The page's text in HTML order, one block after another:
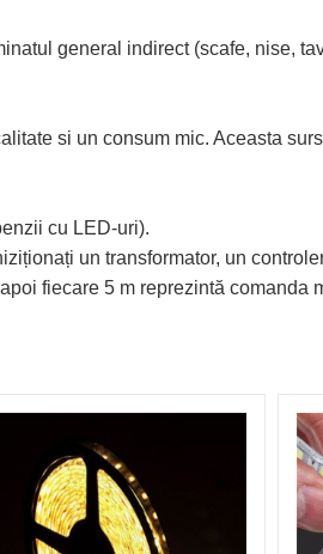
general indirect (scafe, nise,
si un consum mic. Aceasta
cu LED-uri).
un transformator, un
fiecare 5 m reprezintă comanda